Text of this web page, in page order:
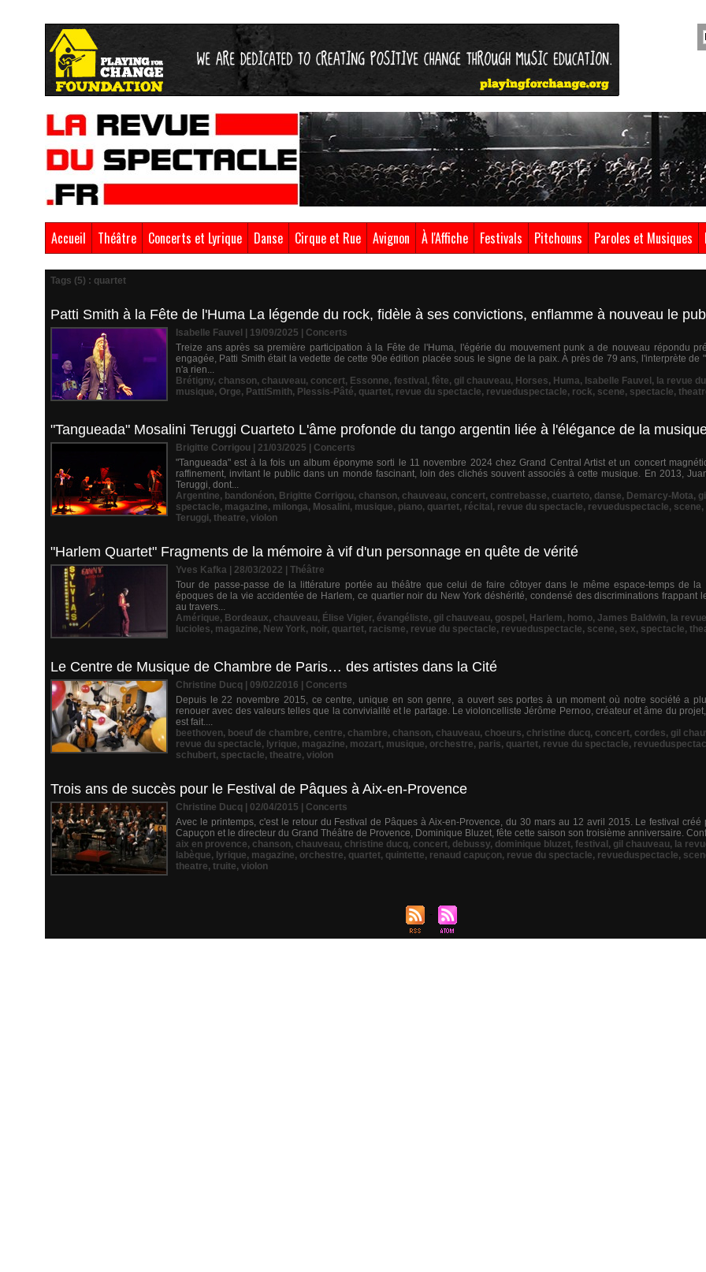
Accueil Théâtre Concerts et Lyrique Danse Cirque et Rue Avignon À l'Affiche Festivals Pitchouns Paroles et Musiques
Tags (5) : quartet
Patti Smith à la Fête de l'Huma La légende du rock, fidèle à ses convictions, enflamme à nouveau le
Isabelle Fauvel | 19/09/2025
Concerts
Treize ans après sa première participation à la Fête de l'Huma, l'égérie du mouvement punk a de nouveau répondu
engagée, Patti Smith était la vedette de cette 90e édition placée sous le signe de la paix. À près de 79 ans, l'interprète de
n'a rien...
Brétigny, chanson, chauveau, concert, Essonne, festival , fête, gil chauveau, Horses, Huma, Isabelle Fauvel , la revue
musique, Orge, PattiSmith, Plessis-Pâté, quartet, revue du spectacle, revueduspectacle, rock, scene, spectacle,
"Tangueada" Mosalini Teruggi Cuarteto L'âme profonde du tango argentin liée à l'élégance de la
Brigitte Corrigou | 21/03/2025
Concerts
"Tangueada" est à la fois un album éponyme sorti le 11 novembre 2024 chez Grand Central Artist et un concert
raffinement, invitant le public dans un monde fascinant, loin des clichés souvent associés à cette musique. En 2013,
Teruggi, dont...
Argentine, bandonéon, Brigitte Corrigou, chanson, chauveau, concert, contrebasse, cuarteto, danse, Demarcy-Mota,
spectacle, magazine, milonga, Mosalini, musique, piano, quartet, récital , revue du spectacle, revueduspectacle, scene,
Teruggi, theatre, violon
"Harlem Quartet" Fragments de la mémoire à vif d'un personnage en quête de vérité
Yves Kafka | 28/03/2022
Théâtre
Tour de passe-passe de la littérature portée au théâtre que celui de faire côtoyer dans le même espace-temps de la
époques de la vie accidentée de Harlem, ce quartier noir du New York déshérité, condensé des discriminations frappant
au travers...
Amérique, Bordeaux, chauveau, Élise Vigier, évangéliste, gil chauveau, gospel , Harlem, homo, James Baldwin, la
lucioles, magazine, New York, noir, quartet, racisme, revue du spectacle, revueduspectacle, scene, sex, spectacle,
Le Centre de Musique de Chambre de Paris… des artistes dans la Cité
Christine Ducq | 09/02/2016
Concerts
Depuis le 22 novembre 2015, ce centre, unique en son genre, a ouvert ses portes à un moment où notre société a
renouer avec des valeurs telles que la convivialité et le partage. Le violoncelliste Jérôme Pernoo, créateur et âme du
est fait....
beethoven, boeuf de chambre, centre, chambre, chanson, chauveau, choeurs, christine ducq, concert, cordes, gil
revue du spectacle, lyrique, magazine, mozart, musique, orchestre, paris, quartet, revue du spectacle,
schubert, spectacle, theatre, violon
Trois ans de succès pour le Festival de Pâques à Aix-en-Provence
Christine Ducq | 02/04/2015
Concerts
Avec le printemps, c'est le retour du Festival de Pâques à Aix-en-Provence, du 30 mars au 12 avril 2015. Le festival créé
Capuçon et le directeur du Grand Théâtre de Provence, Dominique Bluzet, fête cette saison son troisième anniversaire.
aix en provence, chanson, chauveau, christine ducq, concert, debussy, dominique bluzet, festival , gil chauveau, la
labèque, lyrique, magazine, orchestre, quartet, quintette, renaud capuçon, revue du spectacle, revueduspectacle,
theatre, truite, violon